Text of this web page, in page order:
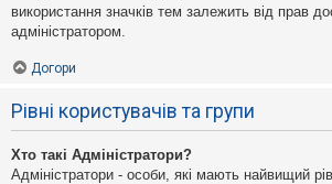
використання значків тем залежить від прав
адміністратором.
Догори
Рівні користувачів та групи
Хто такі Адміністратори?
Адміністратори - особи, які мають найвищий